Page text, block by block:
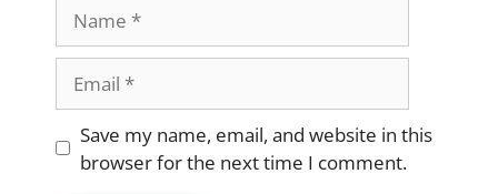
Website
Save my name, email, and website in this
browser for the next time I comment.